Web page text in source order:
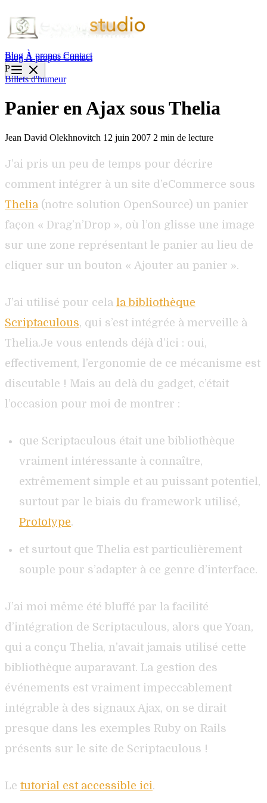
Blog À propos Contact
BlogÀ proposContact
P
Billets d'humeur
Panier en Ajax sous Thelia
Jean David Olekhnovitch 12 juin 2007 2 min de lecture
J’ai pris un peu de temps pour décrire
comment intégrer à un site d’eCommerce sous
Thelia (notre solution OpenSource) un panier
façon « Drag’n’Drop », où l’on glisse une image
sur une zone représentant le panier au lieu de
cliquer sur un bouton « Ajouter au panier ».
J’ai utilisé pour cela la bibliothèque
Scriptaculous, qui s’est intégrée à merveille à
Thelia.Je vous entends déjà d’ici : oui,
effectivement, l’ergonomie de ce mécanisme est
discutable ! Mais au delà du gadget, c’était
l’occasion pour moi de montrer :
que Scriptaculous était une bibliothèque
vraiment intéressante à connaître,
extrêmement simple et au puissant potentiel,
surtout par le biais du framework utilisé,
Prototype.
et surtout que Thelia est particulièrement
souple pour s’adapter à ce genre d’interface.
J’ai moi même été bluffé par la facilité
d’intégration de Scriptaculous, alors que Yoan,
qui a conçu Thelia, n’avait jamais utilisé cette
bibliothèque auparavant. La gestion des
événements est vraiment impeccablement
intégrable à des signaux Ajax, on se dirait
presque dans les exemples Ruby on Rails
présents sur le site de Scriptaculous !
Le tutorial est accessible ici.